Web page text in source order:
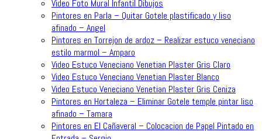
Video Foto Mural Infantil Dibujos
Pintores en Parla – Quitar Gotele plastificado y liso
afinado – Angel
Pintores en Torrejon de ardoz – Realizar estuco veneciano
estilo marmol – Amparo
Video Estuco Veneciano Venetian Plaster Gris Claro
Video Estuco Veneciano Venetian Plaster Blanco
Video Estuco Veneciano Venetian Plaster Gris Ceniza
Pintores en Hortaleza – Eliminar Gotele temple pintar liso
afinado – Tamara
Pintores en El Cañaveral – Colocacion de Papel Pintado en